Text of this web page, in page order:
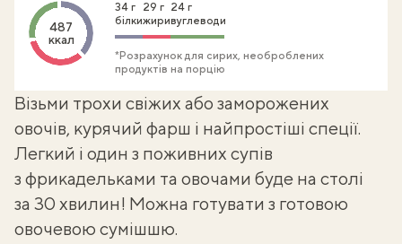
487
ккал
34 г
білки
29 г
жири
24 г
вуглеводи
*Розрахунок для сирих, необроблених
продуктів на порцію
Візьми трохи свіжих або заморожених
овочів, курячий фарш і найпростіші спеції.
Легкий і один з поживних супів
з фрикадельками та овочами буде на столі
за 30 хвилин! Можна готувати з готовою
овочевою сумішшю.